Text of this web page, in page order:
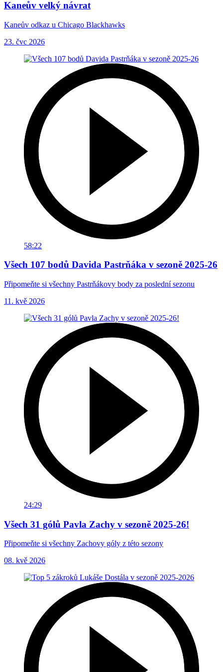
Kaneův velký návrat
Kaneův odkaz u Chicago Blackhawks
23. čvc 2026
58:22
Všech 107 bodů Davida Pastrňáka v sezoně 2025-26
Připomeňte si všechny Pastrňákovy body za poslední sezonu
11. kvě 2026
24:29
Všech 31 gólů Pavla Zachy v sezoně 2025-26!
Připomeňte si všechny Zachovy góly z této sezony
08. kvě 2026